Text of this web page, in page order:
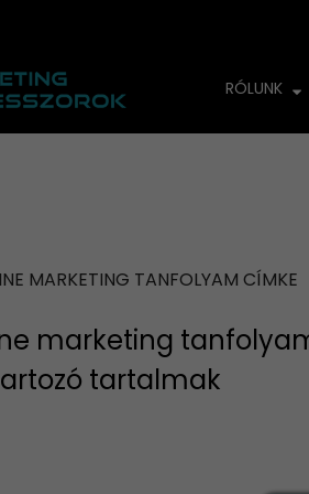
RÓLUNK
MARKETING TANFOLYAM CÍMKE
marketing
tartalmak